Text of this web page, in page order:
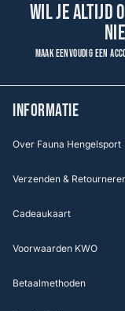
Wil je altijd
Maak eenvoudig een
INFORMATIE
Over Fauna Hengelsport
Verzenden &
Cadeaukaart
Voorwaarden KWO
Betaalmethoden